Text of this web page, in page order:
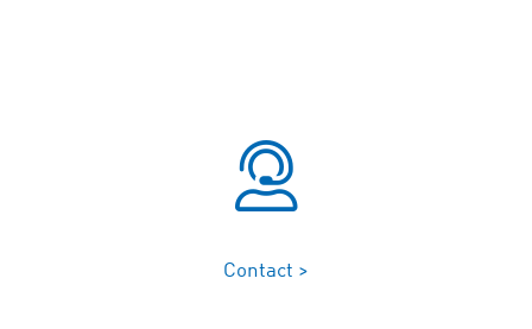
Contact >